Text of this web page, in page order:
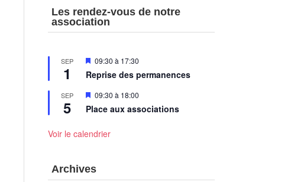
Les rendez-vous de notre
association
SEP
1
Mis
avant
09:30 à 17:30
Reprise des permanences
SEP
5
Mis
avant
09:30 à 18:00
Place aux associations
Voir le calendrier
Archives